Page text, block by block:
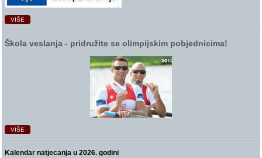
VIŠE
Škola veslanja ‑ pridružite se olimpijskim pobjednicima!
VIŠE
Kalendar natjecanja u 2026. godini